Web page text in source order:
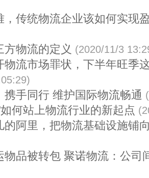
，传统物流企业该如何实现
方物流的定义 (2020/11/3
物流市场罪状，下半年旺季
携手同行 维护国际物流畅通
如何站上物流行业的新起点
的阿里，把物流基础设施铺
物品被转包 聚诺物流：公司